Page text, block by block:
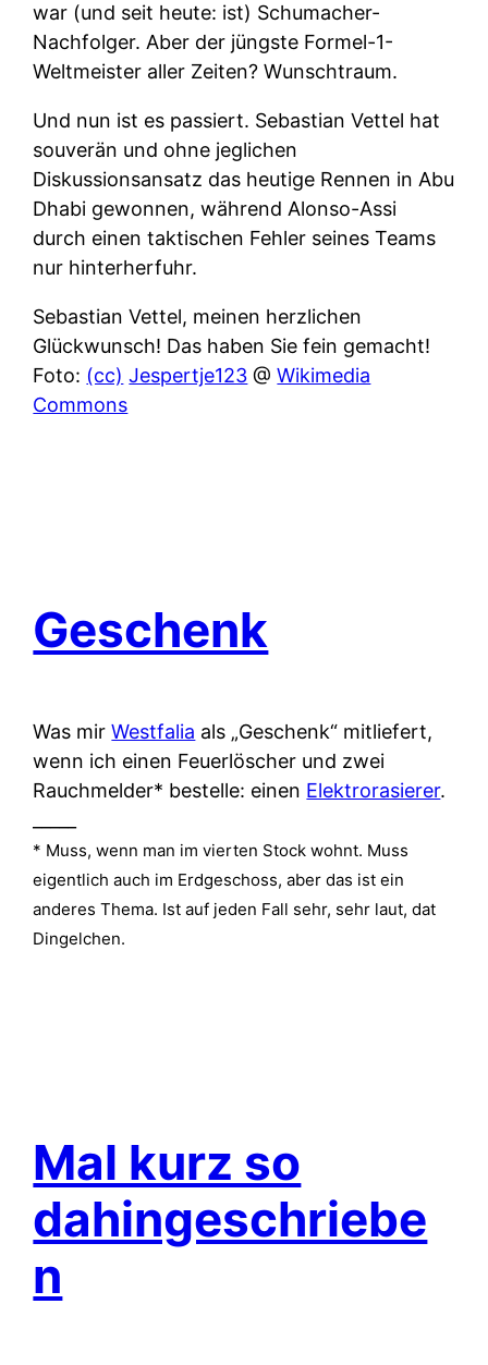
war (und seit heute: ist) Schumacher-
Nachfolger. Aber der jüngste Formel-1-
Weltmeister aller Zeiten? Wunschtraum.
Und nun ist es passiert. Sebastian Vettel hat
souverän und ohne jeglichen
Diskussionsansatz das heutige Rennen in Abu
Dhabi gewonnen, während Alonso-Assi
durch einen taktischen Fehler seines Teams
nur hinterherfuhr.
Sebastian Vettel, meinen herzlichen
Glückwunsch! Das haben Sie fein gemacht!
Foto: (cc) Jespertje123 @Wikimedia
Commons
Geschenk
Was mirWestfalia als „Geschenk“ mitliefert,
wenn ich einen Feuerlöscher und zwei
Rauchmelder* bestelle: einen Elektrorasierer.
* Muss, wenn man im vierten Stock wohnt. Muss
eigentlich auch im Erdgeschoss, aber das ist ein
anderes Thema. Ist auf jeden Fall sehr, sehr laut, dat
Dingelchen.
Mal kurz so
dahingeschriebe
n